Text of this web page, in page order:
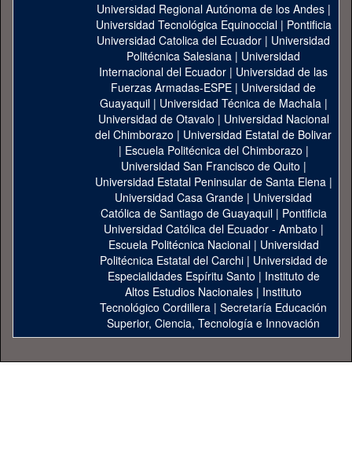
Universidad Regional Autónoma de los Andes|
Universidad Tecnológica Equinoccial| Pontificia
Universidad Catolica del Ecuador | Universidad
Politécnica Salesiana | Universidad
Internacional del Ecuador | Universidad de las
Fuerzas Armadas-ESPE | Universidad de
Guayaquil| Universidad Técnica de Machala|
Universidad de Otavalo | Universidad Nacional
del Chimborazo | Universidad Estatal de Bolivar
| Escuela Politécnica del Chimborazo |
Universidad San Francisco de Quito |
Universidad Estatal Peninsular de Santa Elena|
Universidad Casa Grande | Universidad
Católica de Santiago de Guayaquil| Pontificia
Universidad Católica del Ecuador - Ambato |
Escuela Politécnica Nacional| Universidad
Politécnica Estatal del Carchi| Universidad de
Especialidades Espíritu Santo | Instituto de
Altos Estudios Nacionales | Instituto
Tecnológico Cordillera | Secretaría Educación
Superior, Ciencia, Tecnología e Innovación